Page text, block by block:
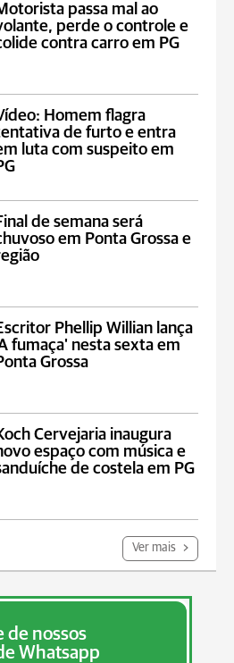
passa mal ao
perde o controle e
contra carro em PG
Homem flagra
de furto e entra
luta com suspeito em
de semana será
em Ponta Grossa e
Phellip Willian lança
fumaça' nesta sexta em
Grossa
Cervejaria inaugura
espaço com música e
de costela em PG
Ver mais
de nossos
Whatsapp